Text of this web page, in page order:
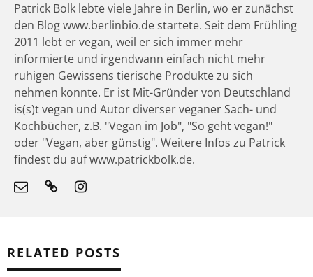
Patrick Bolk lebte viele Jahre in Berlin, wo er zunächst
den Blog www.berlinbio.de startete. Seit dem Frühling
2011 lebt er vegan, weil er sich immer mehr
informierte und irgendwann einfach nicht mehr
ruhigen Gewissens tierische Produkte zu sich
nehmen konnte. Er ist Mit-Gründer von Deutschland
is(s)t vegan und Autor diverser veganer Sach- und
Kochbücher, z.B. "Vegan im Job", "So geht vegan!"
oder "Vegan, aber günstig". Weitere Infos zu Patrick
findest du auf www.patrickbolk.de.
RELATED POSTS